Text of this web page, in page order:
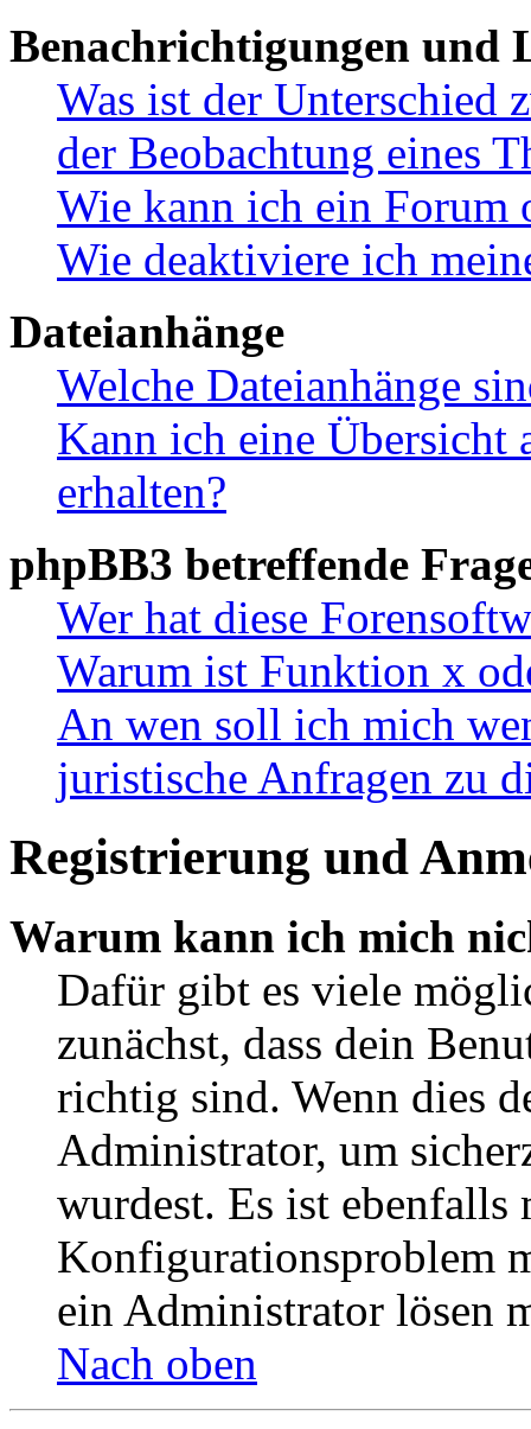
Benachrichtigungen und
Was ist der Unterschied
der Beobachtung eines
Wie kann ich ein Forum
Wie deaktiviere ich
Dateianhänge
Welche Dateianhänge
Kann ich eine Übersicht
erhalten?
phpBB3 betreffende
Wer hat diese
Warum ist Funktion x
An wen soll ich mich
juristische Anfragen zu
Registrierung und
Warum kann ich mich
Dafür gibt es viele
zunächst, dass dein
richtig sind. Wenn dies
Administrator, um
wurdest. Es ist ebenfalls
Konfigurationsproblem
ein Administrator lösen
Nach oben